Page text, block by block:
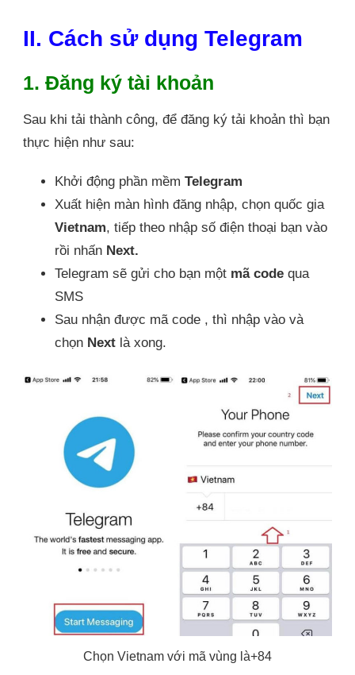
II. Cách sử dụng Telegram
1. Đăng ký tài khoản
Sau khi tải thành công, để đăng ký tải khoản thì bạn
thực hiện như sau:
Khởi động phần mềm Telegram
Xuất hiện màn hình đăng nhập, chọn quốc gia
Vietnam, tiếp theo nhập số điện thoại bạn vào
rồi nhấn Next.
Telegram sẽ gửi cho bạn một mã code qua
SMS
Sau nhận được mã code , thì nhập vào và
chọn Next là xong.
Chọn Vietnam với mã vùng là+84